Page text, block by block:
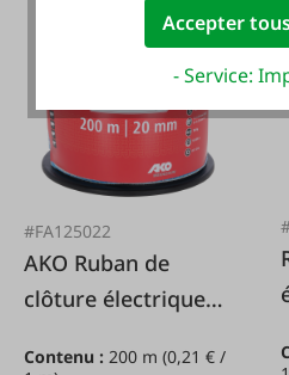
#FA125022
AKO Ruban de
clôture électrique
Contenu : 200 m (0,21 € /
Accepter
- Service: